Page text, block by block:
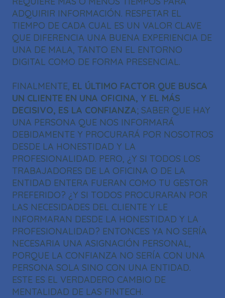
ADQUIRIR INFORMACIÓN. RESPETAR EL
TIEMPO DE CADA CUAL ES UN VALOR CLAVE
QUE DIFERENCIA UNA BUENA EXPERIENCIA DE
UNA DE MALA, TANTO EN EL ENTORNO
DIGITAL COMO DE FORMA PRESENCIAL.
FINALMENTE, EL ÚLTIMO FACTOR QUE BUSCA
UN CLIENTE EN UNA OFICINA, Y EL MÁS
DECISIVO, ES LA CONFIANZA; SABER QUE HAY
UNA PERSONA QUE NOS INFORMARÁ
DEBIDAMENTE Y PROCURARÁ POR NOSOTROS
DESDE LA HONESTIDAD Y LA
PROFESIONALIDAD. PERO, ¿Y SI TODOS LOS
TRABAJADORES DE LA OFICINA O DE LA
ENTIDAD ENTERA FUERAN COMO TU GESTOR
PREFERIDO? ¿Y SI TODOS PROCURARAN POR
LAS NECESIDADES DEL CLIENTE Y LE
INFORMARAN DESDE LA HONESTIDAD Y LA
PROFESIONALIDAD? ENTONCES YA NO SERÍA
NECESARIA UNA ASIGNACIÓN PERSONAL,
PORQUE LA CONFIANZA NO SERÍA CON UNA
PERSONA SOLA SINO CON UNA ENTIDAD.
ESTE ES EL VERDADERO CAMBIO DE
MENTALIDAD DE LAS FINTECH.